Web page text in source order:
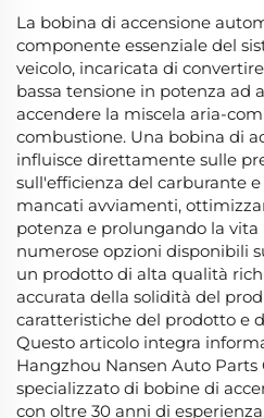
La bobina di accensione
componente essenziale del
veicolo, incaricata di
bassa tensione in potenza ad
accendere la miscela aria-
combustione. Una bobina di
influisce direttamente sulle
sull'efficienza del carburante
mancati avviamenti,
potenza e prolungando la
numerose opzioni disponibili
un prodotto di alta qualità
accurata della solidità del
caratteristiche del prodotto e
Questo articolo integra
Hangzhou Nansen Auto Parts
specializzato di bobine di
con oltre 30 anni di